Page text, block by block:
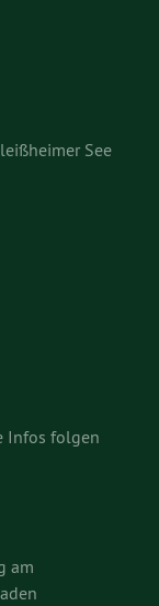
See
Infos folgen
am